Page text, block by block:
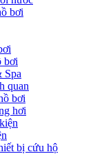
bơi
bơi
Spa
quan
bơi
hơi
bị cứu hộ